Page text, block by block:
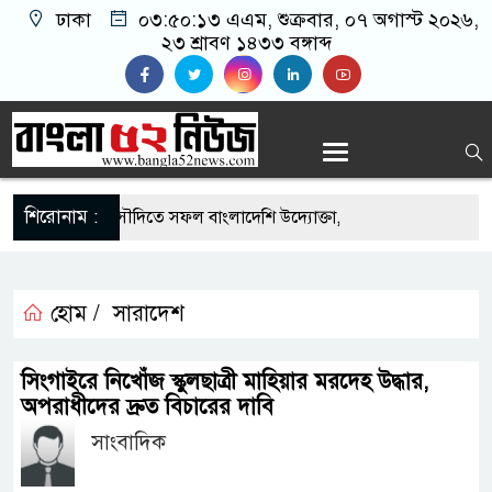
ঢাকা ০৩:৫০:১৩ এএম, শুক্রবার, ০৭ অগাস্ট ২০২৬,
২৩ শ্রাবণ ১৪৩৩ বঙ্গাব্দ
শিরোনাম :
সুযোগে সৌদিতে সফল বাংলাদেশি উদ্যোক্তা,
মিলল মাইক্রোপ্লাস্টিক, বেশি কই মাছে
ব্যবসায়িক অগ্রযাত্রায় নতুন অধ্যায়
স্থিতিশীল সরকার,প্রবাসীদের বিনিয়োগের এখনই
হোম / সারাদেশ
সিংগাইরে নিখোঁজ স্কুলছাত্রী মাহিয়ার মরদেহ উদ্ধার,
অপরাধীদের দ্রুত বিচারের দাবি
সাংবাদিক